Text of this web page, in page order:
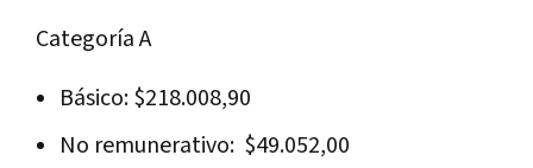
Categoría A
Básico: $218.008,90
No remunerativo: $49.052,00